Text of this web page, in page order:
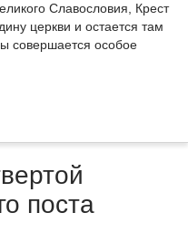
Славословия, Крест
церкви и остается там
совершается особое
поста